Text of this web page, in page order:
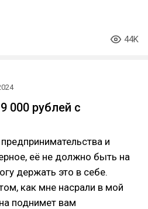
44K
000 рублей с
и
её не должно быть на
держать это в себе.
как мне насрали в мой
поднимет вам